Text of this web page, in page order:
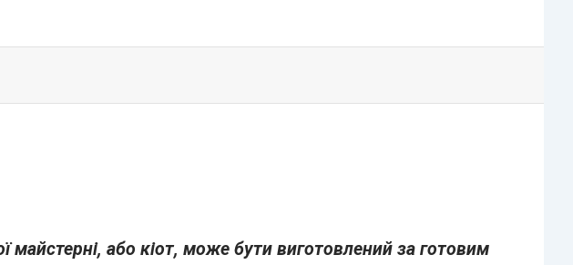
або кіот, може бути виготовлений за готовим